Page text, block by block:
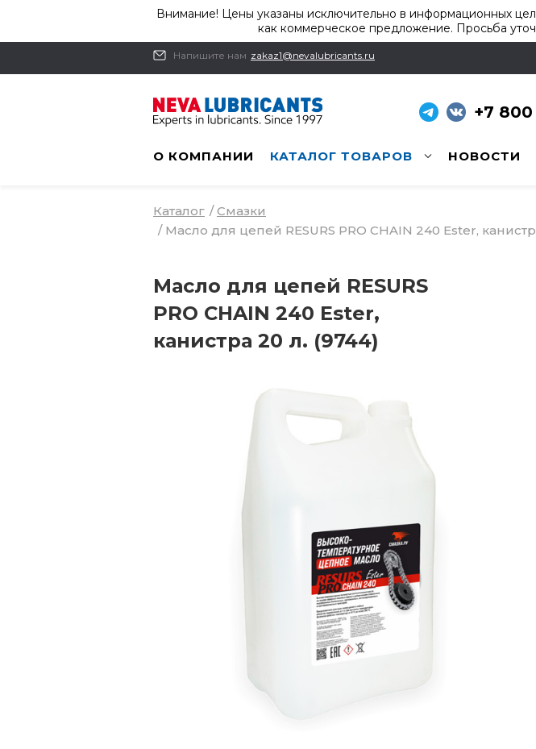
Внимание! Цены указаны исключительно в информационных
как коммерческое предложение. Просьба
Напишите нам zakaz1@nevalubricants.ru
+7 800
О КОМПАНИИ КАТАЛОГ ТОВАРОВ НОВОСТИ
Каталог / Смазки
/ Масло для цепей RESURS PRO CHAIN 240 Ester,
Масло для цепей RESURS
PRO CHAIN 240 Ester,
канистра 20 л. (9744)